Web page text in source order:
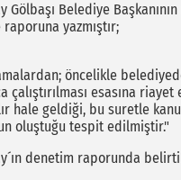
Gölbaşı Belediye
yazmıştır;
öncelikle
çalıştırılması esasına
hale geldiği, bu suretle
oluştuğu tespit edilmiştir."
denetim raporunda